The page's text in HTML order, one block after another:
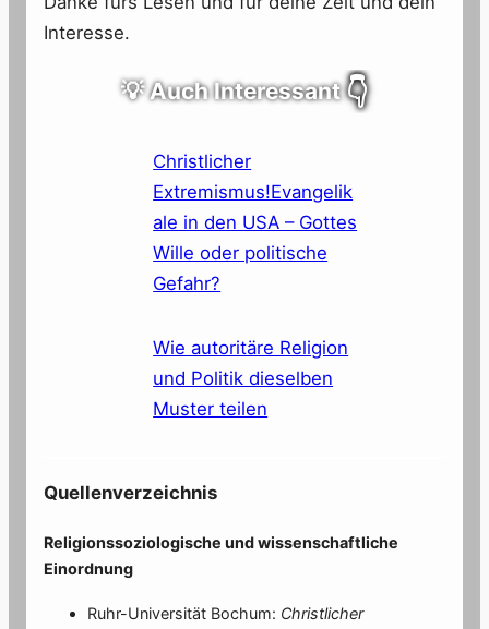
Interesse.
💡 Auch Interessant 👇
Christlicher
Extremismus!Evangelik
ale in den USA – Gottes
Wille oder politische
Gefahr?
Wie autoritäre Religion
und Politik dieselben
Muster teilen
Quellenverzeichnis
Religionssoziologische und wissenschaftliche
Einordnung
Ruhr-Universität Bochum: Christlicher